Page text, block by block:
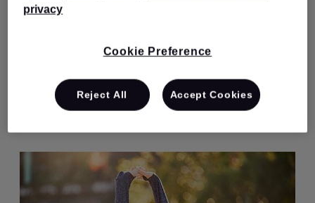
privacy
Cookie Preference
Reject All Accept Cookies